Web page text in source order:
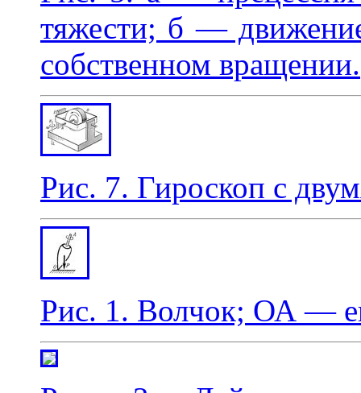
тяжести; б —
собственном вращении.
Рис. 7. Гироскоп с
Рис. 1. Волчок; ОА —